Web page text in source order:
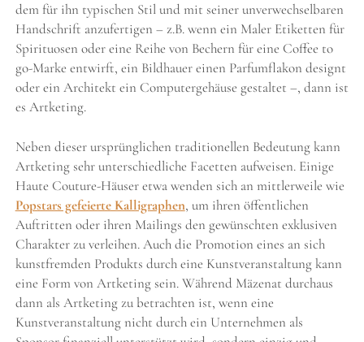
dem für ihn typischen Stil und mit seiner unverwechselbaren
Handschrift anzufertigen – z.B. wenn ein Maler Etiketten für
Spirituosen oder eine Reihe von Bechern für eine Coffee to
go-Marke entwirft, ein Bildhauer einen Parfumflakon designt
oder ein Architekt ein Computergehäuse gestaltet –, dann ist
es Artketing.
Neben dieser ursprünglichen traditionellen Bedeutung kann
Artketing sehr unterschiedliche Facetten aufweisen. Einige
Haute Couture-Häuser etwa wenden sich an mittlerweile wie
Popstars gefeierte Kalligraphen, um ihren öffentlichen
Auftritten oder ihren Mailings den gewünschten exklusiven
Charakter zu verleihen. Auch die Promotion eines an sich
kunstfremden Produkts durch eine Kunstveranstaltung kann
eine Form von Artketing sein. Während Mäzenat durchaus
dann als Artketing zu betrachten ist, wenn eine
Kunstveranstaltung nicht durch ein Unternehmen als